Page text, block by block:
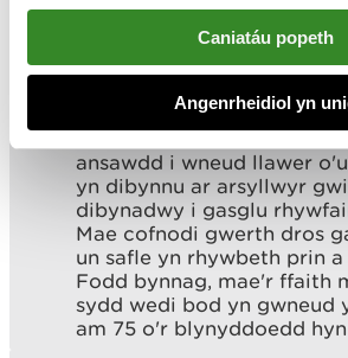
Caniatáu popeth
Angenrheidiol yn
"Mae'r Swyddfa Dywydd,
ansawdd i wneud llawer
yn dibynnu ar arsyllwyr
dibynadwy i gasglu
Mae cofnodi gwerth dros
un safle yn rhywbeth prin
Fodd bynnag, mae'r ffaith
sydd wedi bod yn gwneud
am 75 o'r blynyddoedd